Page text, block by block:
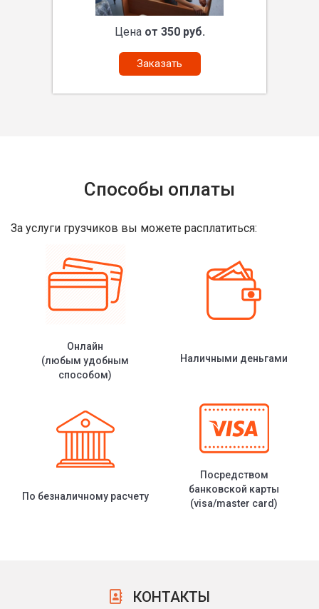
Цена от 350 руб.
Заказать
Способы оплаты
За услуги грузчиков вы можете расплатиться:
Онлайн
(любым удобным
способом)
Наличными деньгами
По безналичному расчету
Посредством
банковской карты
(visa/master card)
КОНТАКТЫ